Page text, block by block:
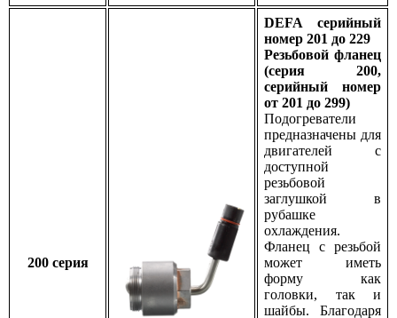
200 серия
DEFA серийный
номер 201 до 229
Резьбовой фланец
(серия 200,
серийный номер
от 201 до 299)
Подогреватели
предназначены для
двигателей с
доступной
резьбовой
заглушкой в
рубашке
охлаждения.
Фланец с резьбой
может иметь
форму как
головки, так и
шайбы. Благодаря